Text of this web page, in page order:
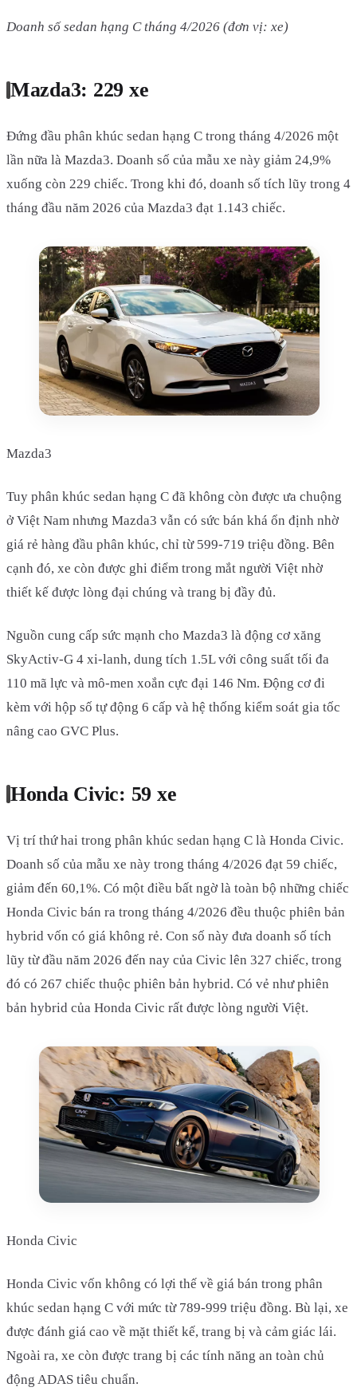
Doanh số sedan hạng C tháng 4/2026 (đơn vị: xe)
Mazda3: 229 xe
Đứng đầu phân khúc sedan hạng C trong tháng 4/2026 một
lần nữa là Mazda3. Doanh số của mẫu xe này giảm 24,9%
xuống còn 229 chiếc. Trong khi đó, doanh số tích lũy trong 4
tháng đầu năm 2026 của Mazda3 đạt 1.143 chiếc.
Mazda3
Tuy phân khúc sedan hạng C đã không còn được ưa chuộng
ở Việt Nam nhưng Mazda3 vẫn có sức bán khá ổn định nhờ
giá rẻ hàng đầu phân khúc, chỉ từ 599-719 triệu đồng. Bên
cạnh đó, xe còn được ghi điểm trong mắt người Việt nhờ
thiết kế được lòng đại chúng và trang bị đầy đủ.
Nguồn cung cấp sức mạnh cho Mazda3 là động cơ xăng
SkyActiv-G 4 xi-lanh, dung tích 1.5L với công suất tối đa
110 mã lực và mô-men xoắn cực đại 146 Nm. Động cơ đi
kèm với hộp số tự động 6 cấp và hệ thống kiểm soát gia tốc
nâng cao GVC Plus.
Honda Civic: 59 xe
Vị trí thứ hai trong phân khúc sedan hạng C là Honda Civic.
Doanh số của mẫu xe này trong tháng 4/2026 đạt 59 chiếc,
giảm đến 60,1%. Có một điều bất ngờ là toàn bộ những chiếc
Honda Civic bán ra trong tháng 4/2026 đều thuộc phiên bản
hybrid vốn có giá không rẻ. Con số này đưa doanh số tích
lũy từ đầu năm 2026 đến nay của Civic lên 327 chiếc, trong
đó có 267 chiếc thuộc phiên bản hybrid. Có vẻ như phiên
bản hybrid của Honda Civic rất được lòng người Việt.
Honda Civic
Honda Civic vốn không có lợi thế về giá bán trong phân
khúc sedan hạng C với mức từ 789-999 triệu đồng. Bù lại, xe
được đánh giá cao về mặt thiết kế, trang bị và cảm giác lái.
Ngoài ra, xe còn được trang bị các tính năng an toàn chủ
động ADAS tiêu chuẩn.